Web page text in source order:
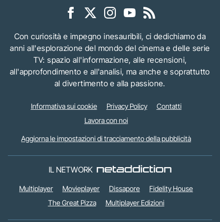
Con curiosità e impegno inesauribili, ci dedichiamo da
anni all'esplorazione del mondo del cinema e delle serie
TV: spazio all'informazione, alle recensioni,
all'approfondimento e all'analisi, ma anche e soprattutto
al divertimento e alla passione.
Informativa sui cookie Privacy Policy
Contatti
Lavora con noi
Aggiorna le impostazioni di tracciamento della pubblicità
IL NETWORK
Multiplayer Movieplayer Dissapore
Fidelity House
The Great Pizza
Multiplayer Edizioni